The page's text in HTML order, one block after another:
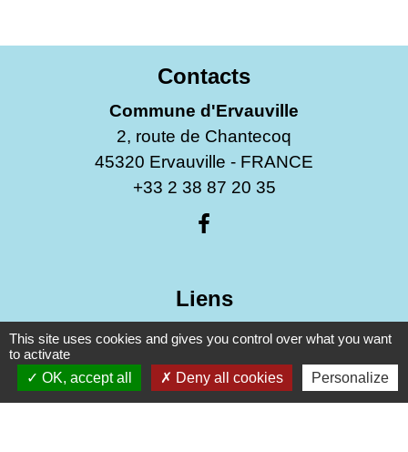
Contacts
Commune d'Ervauville
2, route de Chantecoq
45320 Ervauville - FRANCE
+33 2 38 87 20 35
Liens
Guichet Numérique des Autorisations
d’Urbanisme (GNAU)
PUBLICITE EXTERIEURE - AFFICHAGE
This site uses cookies and gives you control over what you want
to activate
OK, accept all
Deny all cookies Personalize